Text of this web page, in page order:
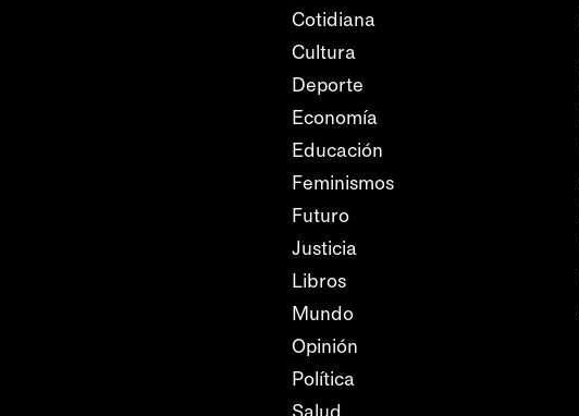
Cotidiana
Cultura
Deporte
Economía
Educación
Feminismos
Futuro
Justicia
Libros
Mundo
Opinión
Política